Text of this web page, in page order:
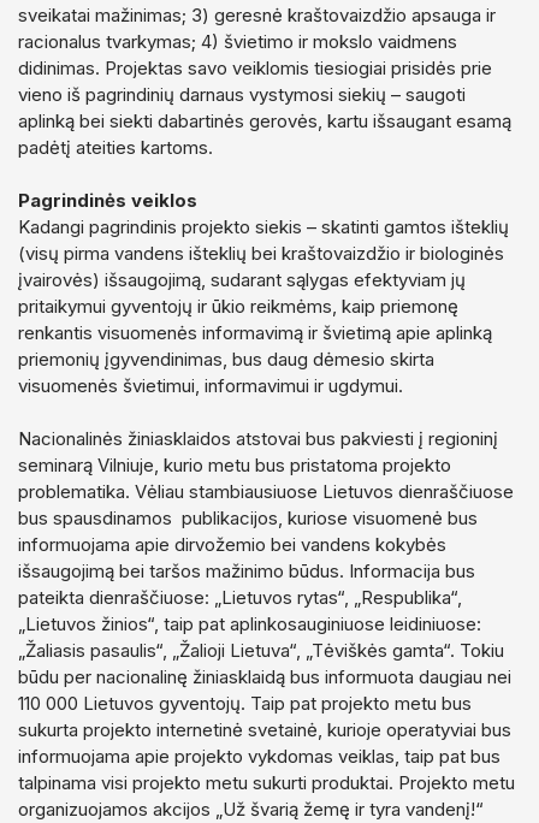
sveikatai mažinimas; 3) geresnė kraštovaizdžio apsauga ir
racionalus tvarkymas; 4) švietimo ir mokslo vaidmens
didinimas. Projektas savo veiklomis tiesiogiai prisidės prie
vieno iš pagrindinių darnaus vystymosi siekių – saugoti
aplinką bei siekti dabartinės gerovės, kartu išsaugant esamą
padėtį ateities kartoms.
Pagrindinės veiklos
Kadangi pagrindinis projekto siekis – skatinti gamtos išteklių
(visų pirma vandens išteklių bei kraštovaizdžio ir biologinės
įvairovės) išsaugojimą, sudarant sąlygas efektyviam jų
pritaikymui gyventojų ir ūkio reikmėms, kaip priemonę
renkantis visuomenės informavimą ir švietimą apie aplinką
priemonių įgyvendinimas, bus daug dėmesio skirta
visuomenės švietimui, informavimui ir ugdymui.
Nacionalinės žiniasklaidos atstovai bus pakviesti į regioninį
seminarą Vilniuje, kurio metu bus pristatoma projekto
problematika. Vėliau stambiausiuose Lietuvos dienraščiuose
bus spausdinamos publikacijos, kuriose visuomenė bus
informuojama apie dirvožemio bei vandens kokybės
išsaugojimą bei taršos mažinimo būdus. Informacija bus
pateikta dienraščiuose: „Lietuvos rytas“, „Respublika“,
„Lietuvos žinios“, taip pat aplinkosauginiuose leidiniuose:
„Žaliasis pasaulis“, „Žalioji Lietuva“, „Tėviškės gamta“. Tokiu
būdu per nacionalinę žiniasklaidą bus informuota daugiau nei
110 000 Lietuvos gyventojų. Taip pat projekto metu bus
sukurta projekto internetinė svetainė, kurioje operatyviai bus
informuojama apie projekto vykdomas veiklas, taip pat bus
talpinama visi projekto metu sukurti produktai. Projekto metu
organizuojamos akcijos „Už švarią žemę ir tyra vandenį!“